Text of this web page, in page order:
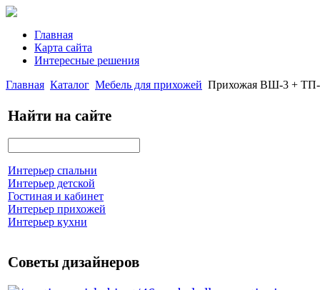
Главная
Карта сайта
Интересные решения
Главная Каталог Мебель для прихожей Прихожая ВШ-3 +
Найти на сайте
Интерьер спальни
Интерьер детской
Гостиная и кабинет
Интерьер прихожей
Интерьер кухни
Советы дизайнеров